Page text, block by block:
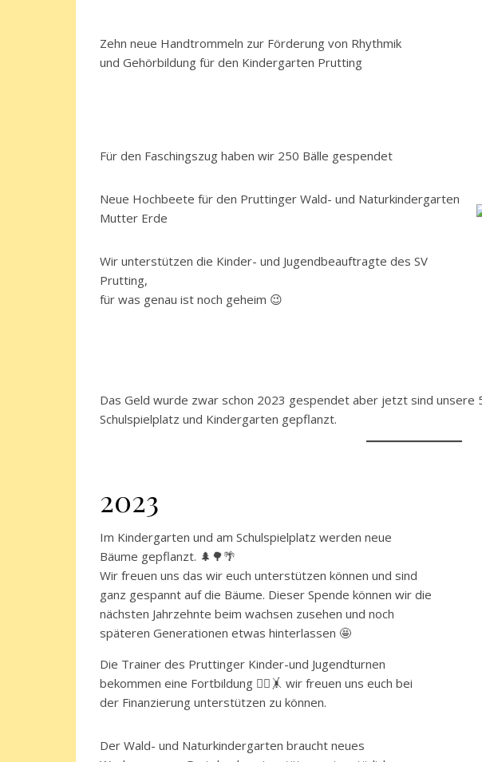
Zehn neue Handtrommeln zur Förderung von Rhythmik
und Gehörbildung für den Kindergarten Prutting
Für den Faschingszug haben wir 250 Bälle gespendet
Neue Hochbeete für den Pruttinger Wald- und Naturkindergarten
Mutter Erde
Wir unterstützen die Kinder- und Jugendbeauftragte des SV
Prutting,
für was genau ist noch geheim 😉
Das Geld wurde zwar schon 2023 gespendet aber jetzt sind unsere
Schulspielplatz und Kindergarten gepflanzt.
2023
Im Kindergarten und am Schulspielplatz werden neue
Bäume gepflanzt. 🌲🌳🌴
Wir freuen uns das wir euch unterstützen können und sind
ganz gespannt auf die Bäume. Dieser Spende können wir die
nächsten Jahrzehnte beim wachsen zusehen und noch
späteren Generationen etwas hinterlassen 🤩
Die Trainer des Pruttinger Kinder-und Jugendturnen
bekommen eine Fortbildung 🤸‍♂️🤸 wir freuen uns euch bei
der Finanzierung unterstützen zu können.
Der Wald- und Naturkindergarten braucht neues